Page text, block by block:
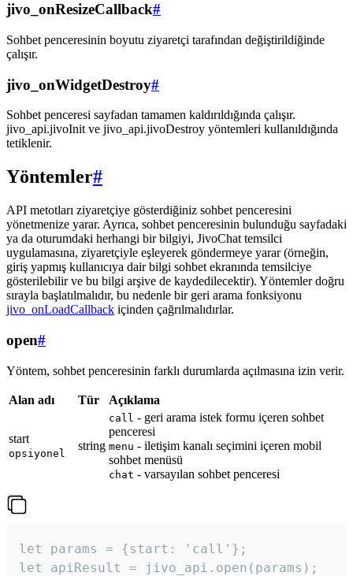
jivo_onResizeCallback#
Sohbet penceresinin boyutu ziyaretçi tarafından değiştirildiğinde
çalışır.
jivo_onWidgetDestroy#
Sohbet penceresi sayfadan tamamen kaldırıldığında çalışır.
jivo_api.jivoInit ve jivo_api.jivoDestroy yöntemleri kullanıldığında
tetiklenir.
Yöntemler#
API metotları ziyaretçiye gösterdiğiniz sohbet penceresini
yönetmenize yarar. Ayrıca, sohbet penceresinin bulunduğu sayfadaki
ya da oturumdaki herhangi bir bilgiyi, JivoChat temsilci
uygulamasına, ziyaretçiyle eşleyerek göndermeye yarar (örneğin,
giriş yapmış kullanıcıya dair bilgi sohbet ekranında temsilciye
gösterilebilir ve bu bilgi arşive de kaydedilecektir). Yöntemler doğru
sırayla başlatılmalıdır, bu nedenle bir geri arama fonksiyonu
jivo_onLoadCallback içinden çağrılmalıdırlar.
open#
Yöntem, sohbet penceresinin farklı durumlarda açılmasına izin verir.
Alan adı Tür Açıklama
start
opsiyonel
string
call - geri arama istek formu içeren sohbet
penceresi
menu - iletişim kanalı seçimini içeren mobil
sohbet menüsü
chat - varsayılan sohbet penceresi
let params = {start: 'call'};
let apiResult = jivo_api.open(params);